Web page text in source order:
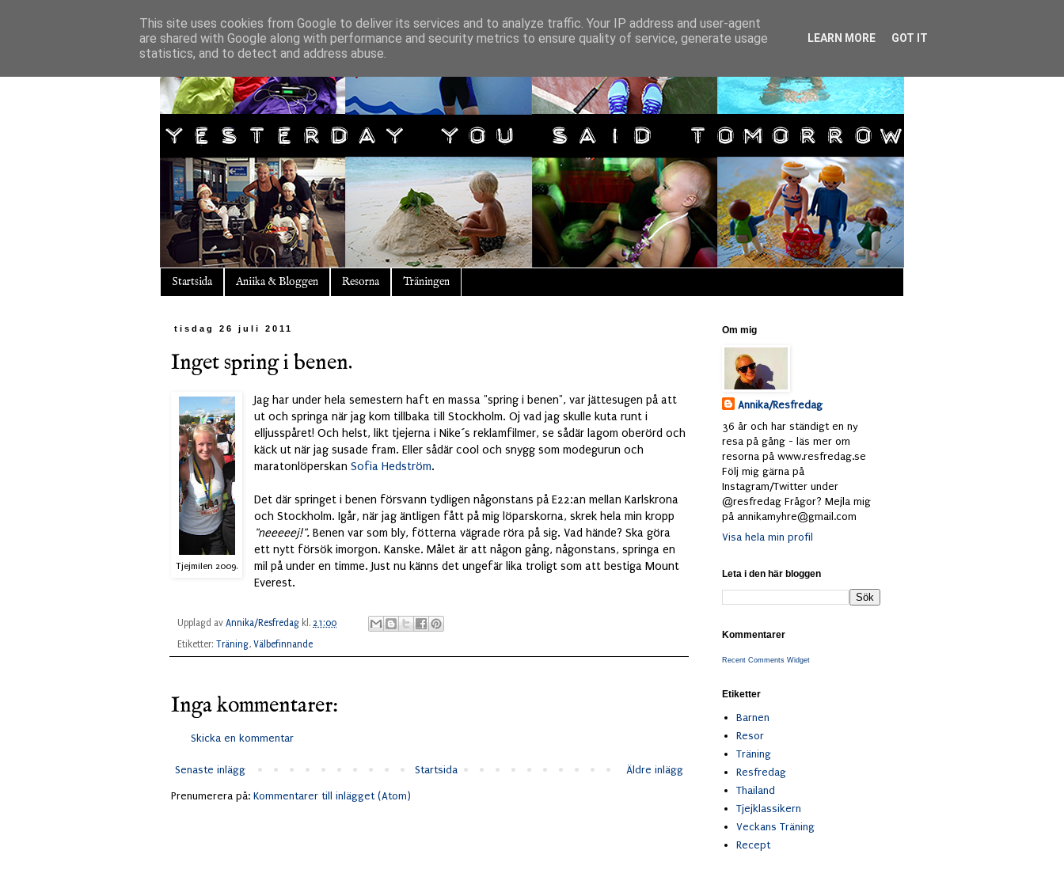
Startsida Aniika & Bloggen Resorna Träningen
tisdag 26 juli 2011
Inget spring i benen.
Tjejmilen 2009.
Jag har under hela semestern haft en massa "spring i benen", var jättesugen på att
ut och springa när jag kom tillbaka till Stockholm. Oj vad jag skulle kuta runt i
elljusspåret! Och helst, likt tjejerna i Nike´s reklamfilmer, se sådär lagom oberörd och
käck ut när jag susade fram. Eller sådär cool och snygg som modegurun och
maratonlöperskanSofia Hedström.
Det där springet i benen försvann tydligen någonstans på E22:an mellan Karlskrona
och Stockholm. Igår, när jag äntligen fått på mig löparskorna, skrek hela min kropp
"neeeeej!".Benen var som bly, fötterna vägrade röra på sig. Vad hände? Ska göra
ett nytt försök imorgon. Kanske. Målet är att någon gång, någonstans, springa en
mil på under en timme. Just nu känns det ungefär lika troligt som att bestiga Mount
Everest.
Upplagd av Annika/Resfredag kl. 21:00
Etiketter: Träning, Välbefinnande
Inga kommentarer:
Skicka en kommentar
Senaste inlägg Äldre inlägg
Startsida
Prenumerera på: Kommentarer till inlägget (Atom)
Om mig
Annika/Resfredag
36 år och har ständigt en ny
resa på gång - läs mer om
resorna på www.resfredag.se
Följ mig gärna på
Instagram/Twitter under
@resfredag Frågor? Mejla mig
på annikamyhre@gmail.com
Visa hela min profil
Leta i den här bloggen
Kommentarer
Recent Comments Widget
Etiketter
Barnen
Resor
Träning
Resfredag
Thailand
Tjejklassikern
Veckans Träning
Recept
This site uses cookies from Google to deliver its services and to analyze traffic. Your IP address and user-agent
are shared with Google along with performance and security metrics to ensure quality of service, generate usage
statistics, and to detect and address abuse.
LEARN MORE GOT IT